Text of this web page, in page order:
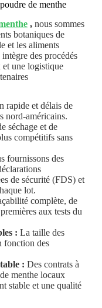
de menthe
, nous sommes
botaniques de
et les aliments
des procédés
une logistique
rapide et délais de
nord-américains.
séchage et de
compétitifs sans
fournissons des
de sécurité (FDS) et
lot.
complète, de
aux tests du
: La taille des
fonction des
: Des contrats à
menthe locaux
stable et une qualité